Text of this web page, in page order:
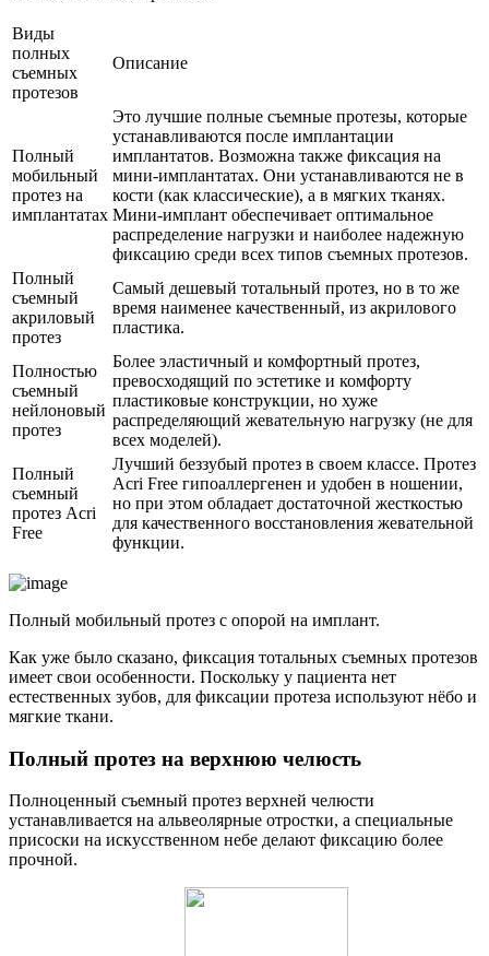
Виды
полных
съемных
протезов
Описание
Полный
мобильный
протез на
имплантатах
Это лучшие полные съемные протезы, которые
устанавливаются после имплантации
имплантатов. Возможна также фиксация на
мини-имплантатах. Они устанавливаются не в
кости (как классические), а в мягких тканях.
Мини-имплант обеспечивает оптимальное
распределение нагрузки и наиболее надежную
фиксацию среди всех типов съемных протезов.
Полный
съемный
акриловый
протез
Самый дешевый тотальный протез, но в то же
время наименее качественный, из акрилового
пластика.
Полностью
съемный
нейлоновый
протез
Более эластичный и комфортный протез,
превосходящий по эстетике и комфорту
пластиковые конструкции, но хуже
распределяющий жевательную нагрузку (не для
всех моделей).
Полный
съемный
протез Acri
Free
Лучший беззубый протез в своем классе. Протез
Acri Free гипоаллергенен и удобен в ношении,
но при этом обладает достаточной жесткостью
для качественного восстановления жевательной
функции.
Полный мобильный протез с опорой на имплант.
Как уже было сказано, фиксация тотальных съемных протезов
имеет свои особенности. Поскольку у пациента нет
естественных зубов, для фиксации протеза используют нёбо и
мягкие ткани.
Полный протез на верхнюю челюсть
Полноценный съемный протез верхней челюсти
устанавливается на альвеолярные отростки, а специальные
присоски на искусственном небе делают фиксацию более
прочной.